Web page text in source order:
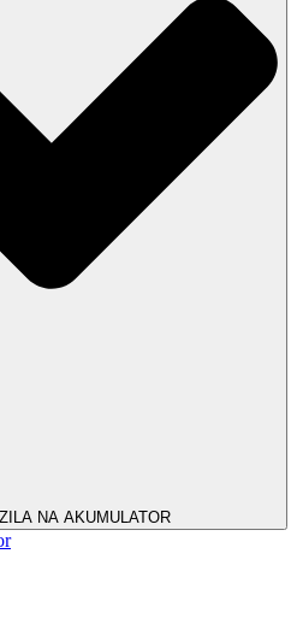
NA AKUMULATOR